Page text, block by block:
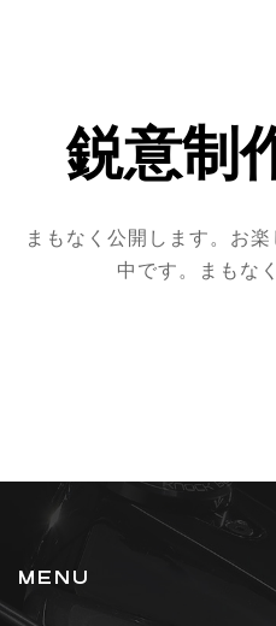
鋭意制
まもなく公開します。お
中です。まもな
MENU